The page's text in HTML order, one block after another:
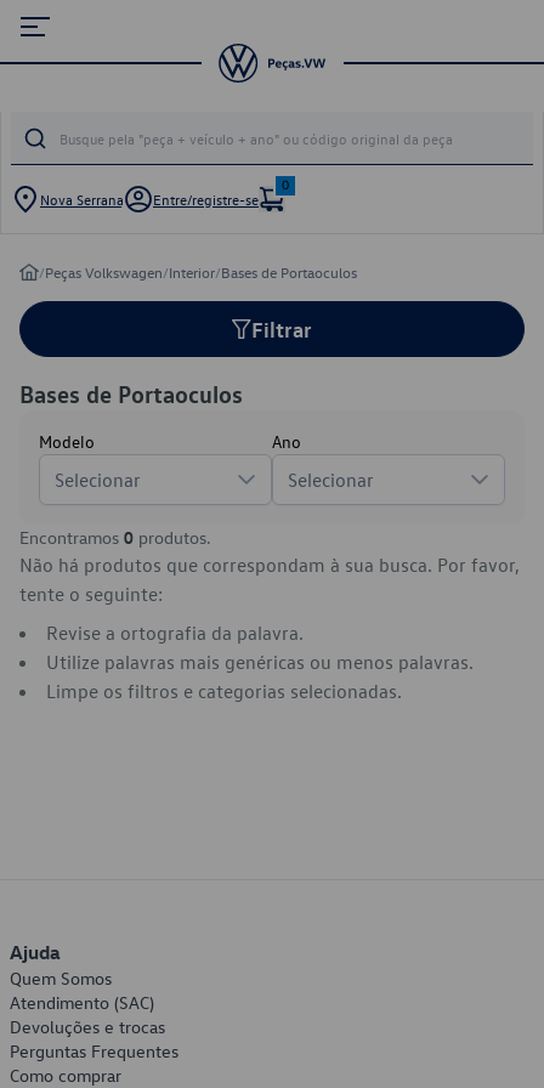
Nova Serrana Entre/registre-se
0
/Peças Volkswagen/Interior/Bases de Portaoculos
Filtrar
Bases de Portaoculos
Modelo
Selecionar
Ano
Selecionar
Encontramos 0 produtos.
Não há produtos que correspondam à sua busca. Por favor,
tente o seguinte:
Revise a ortografia da palavra.
Utilize palavras mais genéricas ou menos palavras.
Limpe os filtros e categorias selecionadas.
Ajuda
Quem Somos
Atendimento (SAC)
Devoluções e trocas
Perguntas Frequentes
Como comprar